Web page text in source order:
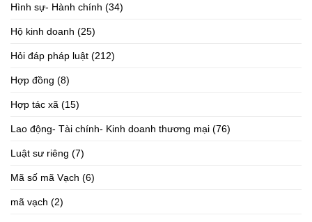
Hình sự- Hành chính (34)
Hộ kinh doanh (25)
Hỏi đáp pháp luật (212)
Hợp đồng (8)
Hợp tác xã (15)
Lao động- Tài chính- Kinh doanh thương mại (76)
Luật sư riêng (7)
Mã số mã Vạch (6)
mã vạch (2)